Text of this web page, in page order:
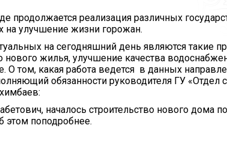
продолжается реализация различных
на улучшение жизни горожан.
на сегодняшний день являются такие
нового жилья, улучшение качества
О том, какая работа ведется в данных
обязанности руководителя ГУ «Отдел
началось строительство нового дома
этом поподробнее.